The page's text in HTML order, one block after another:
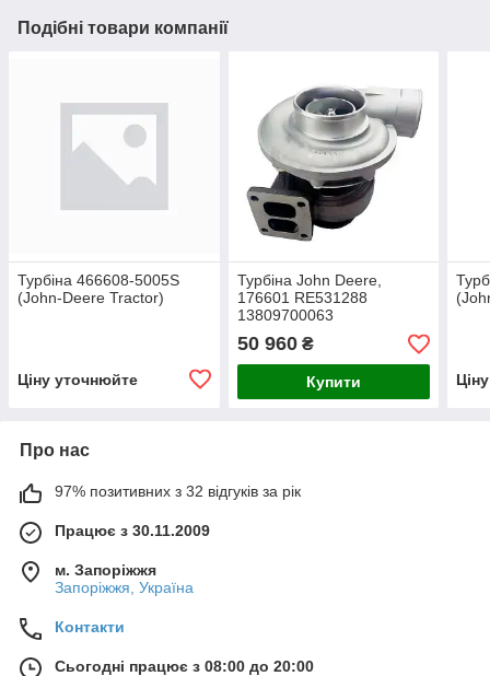
Подібні товари компанії
Турбіна 466608-5005S
(John-Deere Tractor)
Ціну уточнюйте
Турбіна John Deere,
176601 RE531288
13809700063
13809700114 джон дир
177349 177350 177514
176616 SE501681
DZ107131
50 960₴
Купити
Про нас
97% позитивних з 32 відгуків за рік
Працює з 30.11.2009
м. Запоріжжя
Запоріжжя, Україна
Контакти
Сьогодні працює з 08:00 до 20:00